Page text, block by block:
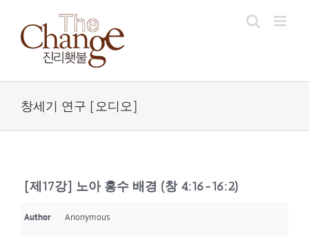
content
창세기 연구 [오디오]
[제17강] 노아 홍수 배경 (창 4:16-16:2)
Author Anonymous